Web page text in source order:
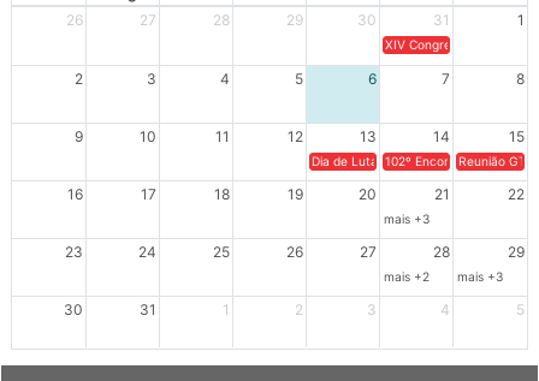
26
27 28 29 30 31 1
XIV Congresso Brasileiro
2 3 4 5 6 7 8
9 10 11 12 13 14 15
Dia de Luta em Defesa de Cuba e da
102º Encontro da
Reunião
16 17 18 19 20 21 22
mais +3
23 24 25 26 27 28 29
mais +2 mais +3
30 31 1 2 3 4 5